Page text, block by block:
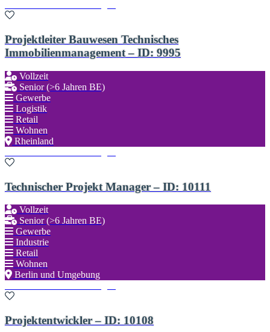
Projektleiter Bauwesen Technisches
Immobilienmanagement – ID: 9995
Vollzeit
Senior (>6 Jahren BE)
Gewerbe
Logistik
Retail
Wohnen
Rheinland
Technischer Projekt Manager – ID: 10111
Vollzeit
Senior (>6 Jahren BE)
Gewerbe
Industrie
Retail
Wohnen
Berlin und Umgebung
Projektentwickler – ID: 10108